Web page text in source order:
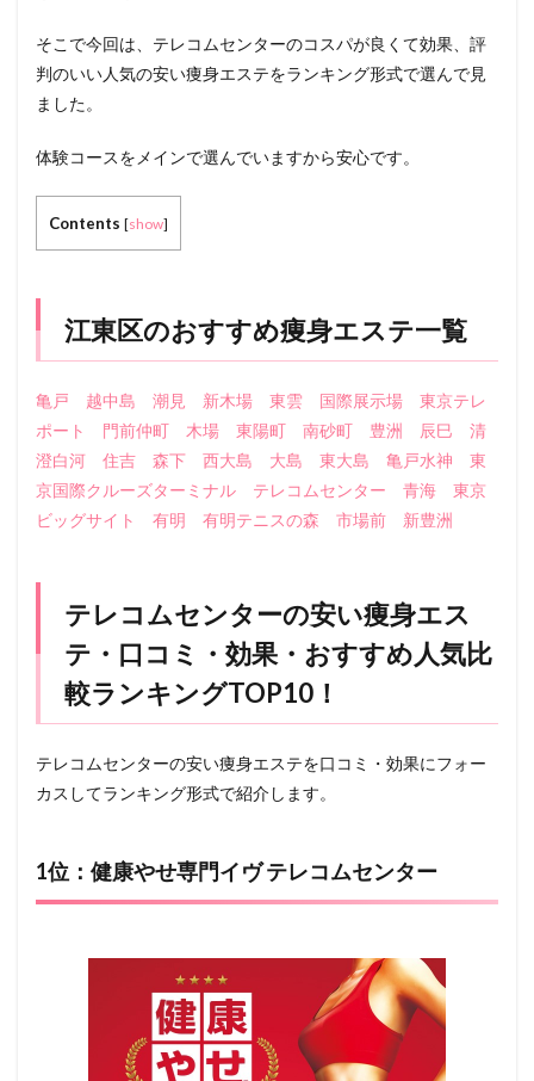
そこで今回は、テレコムセンターのコスパが良くて効果、評
判のいい人気の安い痩身エステをランキング形式で選んで見
ました。
体験コースをメインで選んでいますから安心です。
Contents [show]
江東区のおすすめ痩身エステ一覧
亀戸 越中島 潮見 新木場 東雲 国際展示場
東京テレ
ポート
門前仲町 木場 東陽町 南砂町 豊洲 辰巳
清
澄白河
住吉 森下 西大島 大島 東大島 亀戸水神
東
京国際クルーズターミナル
テレコムセンター 青海
東京
ビッグサイト
有明 有明テニスの森 市場前 新豊洲
テレコムセンターの安い痩身エス
テ・口コミ・効果・おすすめ人気比
較ランキングTOP10！
テレコムセンターの安い痩身エステを口コミ・効果にフォー
カスしてランキング形式で紹介します。
1位：健康やせ専門イヴ テレコムセンター